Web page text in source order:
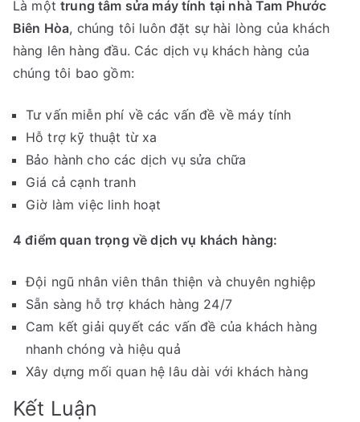
Là mộttrung tâm sửa máy tính tại nhà Tam Phước
Biên Hòa, chúng tôi luôn đặt sự hài lòng của khách
hàng lên hàng đầu. Các dịch vụ khách hàng của
chúng tôi bao gồm:
Tư vấn miễn phí về các vấn đề về máy tính
Hỗ trợ kỹ thuật từ xa
Bảo hành cho các dịch vụ sửa chữa
Giá cả cạnh tranh
Giờ làm việc linh hoạt
4 điểm quan trọng về dịch vụ khách hàng:
Đội ngũ nhân viên thân thiện và chuyên nghiệp
Sẵn sàng hỗ trợ khách hàng 24/7
Cam kết giải quyết các vấn đề của khách hàng
nhanh chóng và hiệu quả
Xây dựng mối quan hệ lâu dài với khách hàng
Kết Luận